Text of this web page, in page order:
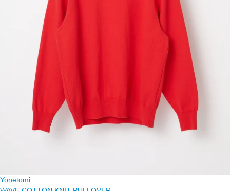
Yonetomi